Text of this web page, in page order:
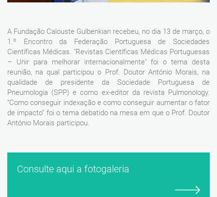
A Fundação Calouste Gulbenkian recebeu, no dia 13 de março, o
1.º Encontro da Federação Portuguesa de Sociedades
Científicas Médicas. "Revistas Científicas Médicas Portuguesas
– Unir para melhorar internacionalmente" foi o tema desta
reunião, na qual participou o Prof. Doutor António Morais, na
qualidade de presidente da Sociedade Portuguesa de
Pneumologia (SPP) e como ex-editor da revista Pulmonology.
“Como conseguir indexação e como conseguir aumentar o fator
de impacto” foi o tema debatido na mesa em que o Prof. Doutor
António Morais participou.
Consulte aqui a fotogaleria